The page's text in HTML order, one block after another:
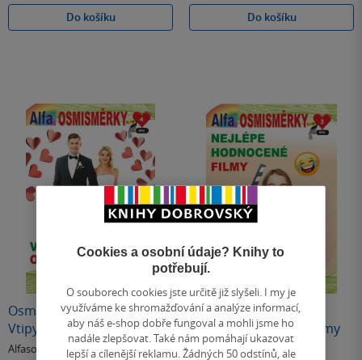
Do košíku
Do košíku
Osmisměrky 04/2025 -
Vtipy o manželství
Alfasoft
Osmisměrky 3/2025 -
Nejlépe hodnocené filmy
Alfasoft
Cookies a osobní údaje? Knihy to
potřebují.
O souborech cookies jste určitě již slyšeli. I my je
využíváme ke shromažďování a analýze informací,
aby náš e-shop dobře fungoval a mohli jsme ho
nadále zlepšovat. Také nám pomáhají ukazovat
lepší a cílenější reklamu. Žádných 50 odstínů, ale